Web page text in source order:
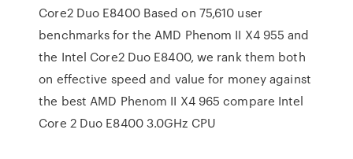
Core2 Duo E8400 Based on 75,610 user
benchmarks for the AMD Phenom II X4 955 and
the Intel Core2 Duo E8400, we rank them both
on effective speed and value for money against
the best AMD Phenom II X4 965 compare Intel
Core 2 Duo E8400 3.0GHz CPU